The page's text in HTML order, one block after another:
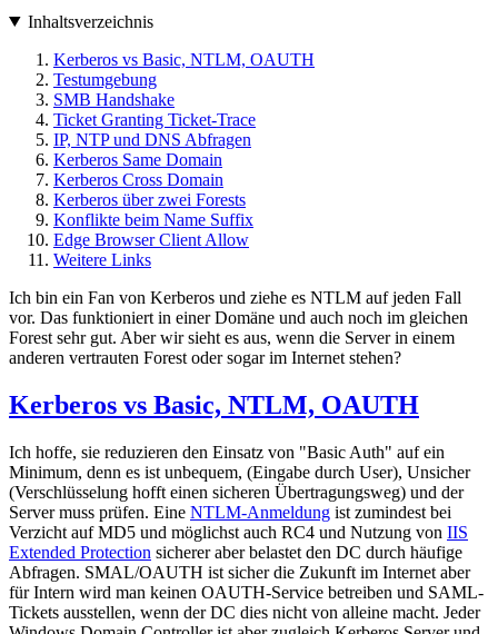
Inhaltsverzeichnis
Kerberos vs Basic, NTLM, OAUTH
Testumgebung
SMB Handshake
Ticket Granting Ticket-Trace
IP, NTP und DNS Abfragen
Kerberos Same Domain
Kerberos Cross Domain
Kerberos über zwei Forests
Konflikte beim Name Suffix
Edge Browser Client Allow
Weitere Links
Ich bin ein Fan von Kerberos und ziehe es NTLM auf jeden Fall
vor. Das funktioniert in einer Domäne und auch noch im gleichen
Forest sehr gut. Aber wir sieht es aus, wenn die Server in einem
anderen vertrauten Forest oder sogar im Internet stehen?
Kerberos vs Basic, NTLM, OAUTH
Ich hoffe, sie reduzieren den Einsatz von "Basic Auth" auf ein
Minimum, denn es ist unbequem, (Eingabe durch User), Unsicher
(Verschlüsselung hofft einen sicheren Übertragungsweg) und der
Server muss prüfen. Eine NTLM-Anmeldung ist zumindest bei
Verzicht auf MD5 und möglichst auch RC4 und Nutzung von IIS
Extended Protection sicherer aber belastet den DC durch häufige
Abfragen. SMAL/OAUTH ist sicher die Zukunft im Internet aber
für Intern wird man keinen OAUTH-Service betreiben und SAML-
Tickets ausstellen, wenn der DC dies nicht von alleine macht. Jeder